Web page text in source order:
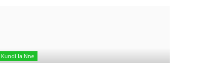
Kundi la Nne